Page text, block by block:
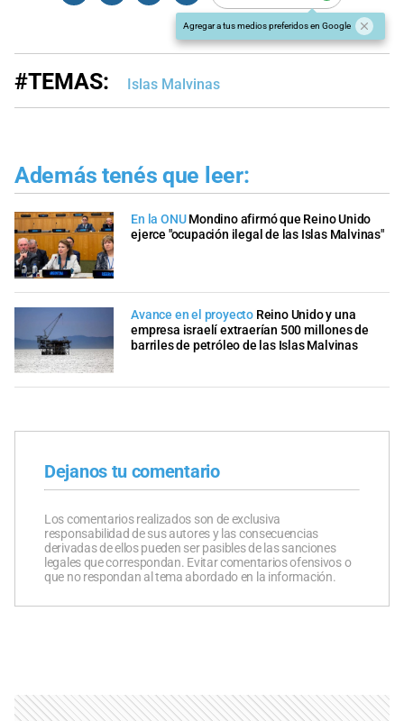
Agregar a tus medios preferidos en Google
#TEMAS: Islas Malvinas
Además tenés que leer:
En la ONU Mondino afirmó que Reino Unido
ejerce "ocupación ilegal de las Islas Malvinas"
Avance en el proyecto Reino Unido y una
empresa israelí extraerían 500 millones de
barriles de petróleo de las Islas Malvinas
Dejanos tu comentario
Los comentarios realizados son de exclusiva
responsabilidad de sus autores y las consecuencias
derivadas de ellos pueden ser pasibles de las sanciones
legales que correspondan. Evitar comentarios ofensivos o
que no respondan al tema abordado en la información.